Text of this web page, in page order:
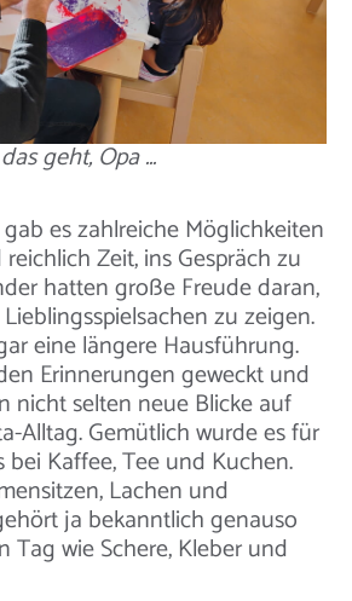
geht, Opa ...
es zahlreiche Möglichkeiten
Zeit, ins Gespräch zu
hatten große Freude daran,
zu zeigen.
eine längere Hausführung.
Erinnerungen geweckt und
nicht selten neue Blicke auf
Alltag. Gemütlich wurde es für
bei Kaffee, Tee und Kuchen.
Lachen und
ja bekanntlich genauso
Tag wie Schere, Kleber und